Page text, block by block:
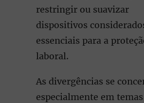
restringir ou suavizar
dispositivos
essenciais para a
laboral.
As divergências se
especialmente em temas